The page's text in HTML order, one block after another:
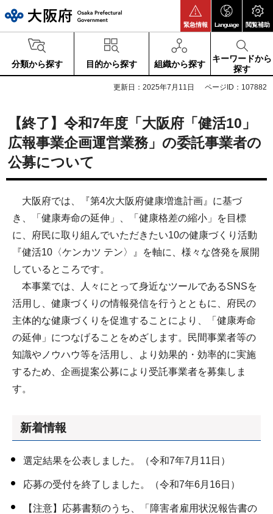
緊急情報 Language 閲覧補助
分類から探す 目的から探す 組織から探す
キーワードから
探す
更新日：2025年7月11日 ページID：107882
【終了】令和7年度「大阪府「健活10」
広報事業企画運営業務」の委託事業者の
公募について
大阪府では、『第4次大阪府健康増進計画』に基づ
き、「健康寿命の延伸」、「健康格差の縮小」を目標
に、府民に取り組んでいただきたい10の健康づくり活動
『健活10〈ケンカツ テン〉』を軸に、様々な啓発を展開
しているところです。
本事業では、人々にとって身近なツールであるSNSを
活用し、健康づくりの情報発信を行うとともに、府民の
主体的な健康づくりを促進することにより、「健康寿命
の延伸」につなげることをめざします。民間事業者等の
知識やノウハウ等を活用し、より効果的・効率的に実施
するため、企画提案公募により受託事業者を募集しま
す。
新着情報
選定結果を公表しました。（令和7年7月11日）
応募の受付を終了しました。（令和7年6月16日）
【注意】応募書類のうち、「障害者雇用状況報告書の